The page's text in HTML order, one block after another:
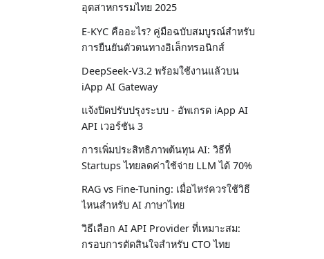
อุตสาหกรรมไทย 2025
E-KYC คืออะไร? คู่มือฉบับสมบูรณ์สำหรับ
การยืนยันตัวตนทางอิเล็กทรอนิกส์
DeepSeek-V3.2 พร้อมใช้งานแล้วบน
iApp AI Gateway
แจ้งปิดปรับปรุงระบบ - อัพเกรด iApp AI
API เวอร์ชัน 3
การเพิ่มประสิทธิภาพต้นทุน AI: วิธีที่
Startups ไทยลดค่าใช้จ่าย LLM ได้ 70%
RAG vs Fine-Tuning: เมื่อไหร่ควรใช้วิธี
ไหนสำหรับ AI ภาษาไทย
วิธีเลือก AI API Provider ที่เหมาะสม:
กรอบการตัดสินใจสำหรับ CTO ไทย